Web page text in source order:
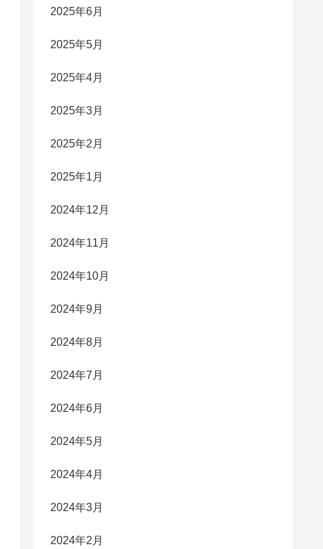
2025年6月
2025年5月
2025年4月
2025年3月
2025年2月
2025年1月
2024年12月
2024年11月
2024年10月
2024年9月
2024年8月
2024年7月
2024年6月
2024年5月
2024年4月
2024年3月
2024年2月